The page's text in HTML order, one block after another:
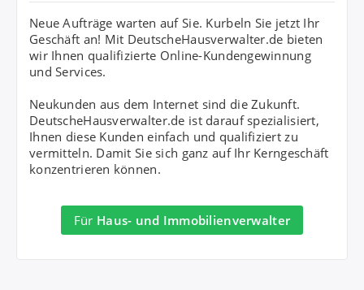
Neue Aufträge warten auf Sie. Kurbeln Sie jetzt Ihr
Geschäft an! Mit DeutscheHausverwalter.de bieten
wir Ihnen qualifizierte Online-Kundengewinnung
und Services.
Neukunden aus dem Internet sind die Zukunft.
DeutscheHausverwalter.de ist darauf spezialisiert,
Ihnen diese Kunden einfach und qualifiziert zu
vermitteln. Damit Sie sich ganz auf Ihr Kerngeschäft
konzentrieren können.
Für Haus- und Immobilienverwalter